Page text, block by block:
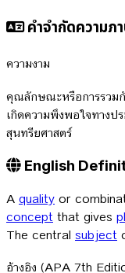
คำจำกัดความภ
ความงาม
คุณลักษณะหรือการรว
เกิดความพึงพอใจทางป
สุนทรียศาสตร์
English
A quality or
concept that gives
The central subject
อ้างอิง (APA 7th